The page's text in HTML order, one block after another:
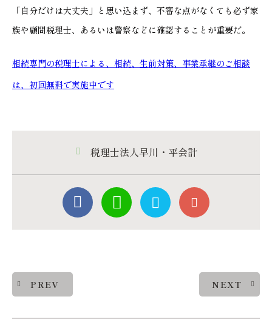
「自分だけは大丈夫」と思い込まず、不審な点がなくても必ず家
族や顧問税理士、あるいは警察などに確認することが重要だ。
相続専門の税理士による、相続、生前対策、事業承継のご相談
は、初回無料で実施中です
税理士法人早川・平会計
PREV NEXT